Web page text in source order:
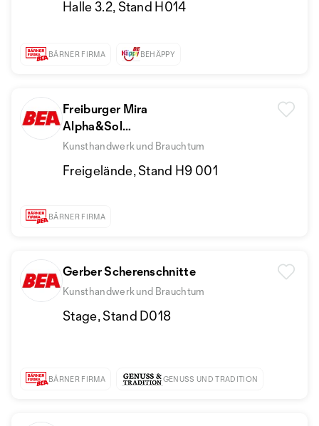
Halle 3.2, Stand H014
BÄRNER FIRMA BEHÄPPY
Freiburger Mira
Alpha&Sol
Unikate aus Alpakawolle
Kunsthandwerk und Brauchtum
Freigelände, Stand H9 001
BÄRNER FIRMA
Gerber Scherenschnitte
Kunsthandwerk und Brauchtum
Stage, Stand D018
BÄRNER FIRMA GENUSS UND TRADITION